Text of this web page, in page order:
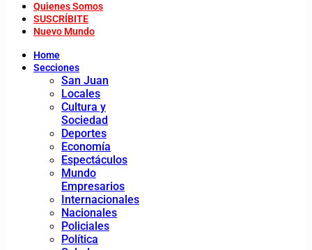
Quienes Somos
SUSCRÍBITE
Nuevo Mundo
Home
Secciones
San Juan
Locales
Cultura y
Sociedad
Deportes
Economía
Espectáculos
Mundo
Empresarios
Internacionales
Nacionales
Policiales
Política